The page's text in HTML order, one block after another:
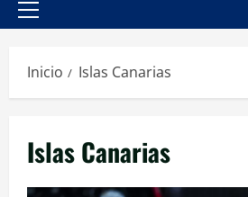
Menú
Inicio Islas Canarias
Islas Canarias